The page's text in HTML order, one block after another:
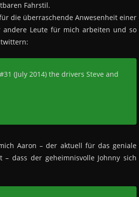
Fahrstil.
die überraschende Anwesenheit einer
Leute für mich arbeiten und so
(July 2014) the drivers Steve and
Aaron – der aktuell für das geniale
– dass der geheimnisvolle Johnny sich